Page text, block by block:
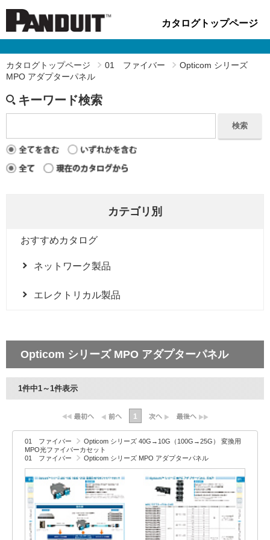
カタログトップページ
Opticom シリーズ MPO アダプターパネル
1件中1～1件表示
1
01 ファイバー
Opticom シリーズ 40G→10G（100G→25G） 変換用
MPO光ファイバーカセット
01 ファイバー
Opticom シリーズ MPO アダプターパネル
カタログトップページ 01 ファイバー
Opticom シリーズ
MPO アダプターパネル
キーワード検索
検索
カテゴリ別
おすすめカタログ
ネットワーク製品
エレクトリカル製品